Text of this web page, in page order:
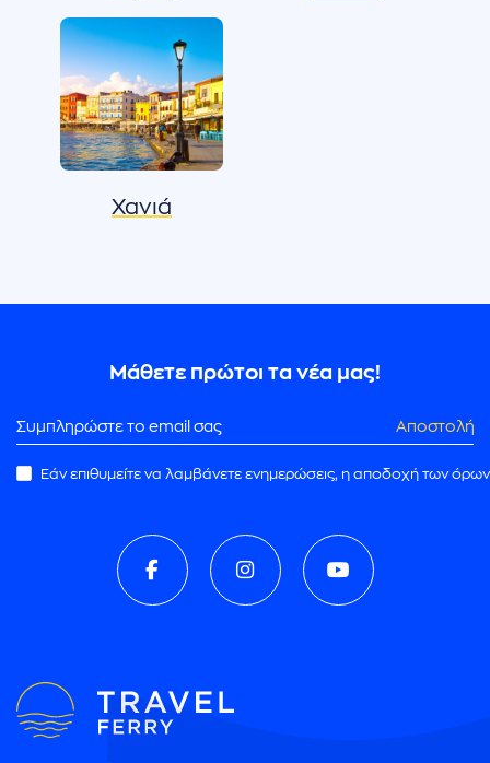
Χανιά
Μάθετε πρώτοι τα νέα μας!
Αποστολή
Εάν επιθυμείτε να λαμβάνετε ενημερώσεις, η αποδοχή των όρων